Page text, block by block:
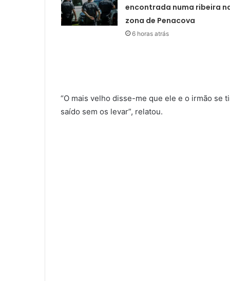
encontrada numa ribeira
zona de Penacova
6 horas atrás
“O mais velho disse-me que ele e o irmão se
saído sem os levar”, relatou.